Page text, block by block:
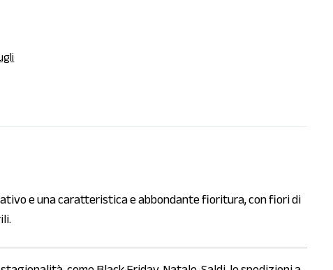
e una caratteristica e abbondante fioritura, con fiori di